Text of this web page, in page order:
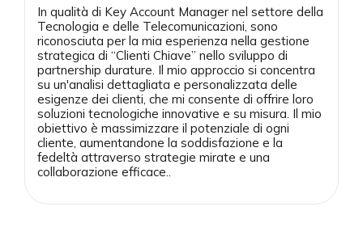
In qualità di Key Account Manager nel settore della
Tecnologia e delle Telecomunicazioni, sono
riconosciuta per la mia esperienza nella gestione
strategica di “Clienti Chiave” nello sviluppo di
partnership durature. Il mio approccio si concentra
su un'analisi dettagliata e personalizzata delle
esigenze dei clienti, che mi consente di offrire loro
soluzioni tecnologiche innovative e su misura. Il mio
obiettivo è massimizzare il potenziale di ogni
cliente, aumentandone la soddisfazione e la
fedeltà attraverso strategie mirate e una
collaborazione efficace..